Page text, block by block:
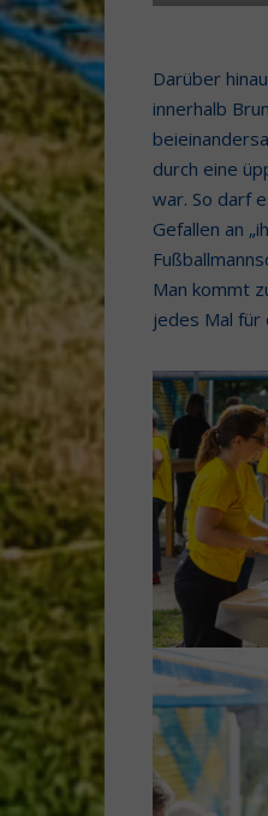
Darüber
innerhalb
durch eine
war. So darf
Gefallen an
Man kommt
jedes Mal für